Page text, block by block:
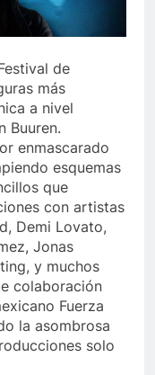
de
más
a nivel
Buuren.
enmascarado
esquemas
que
con artistas
Demi Lovato,
Jonas
y muchos
colaboración
Fuerza
la asombrosa
solo